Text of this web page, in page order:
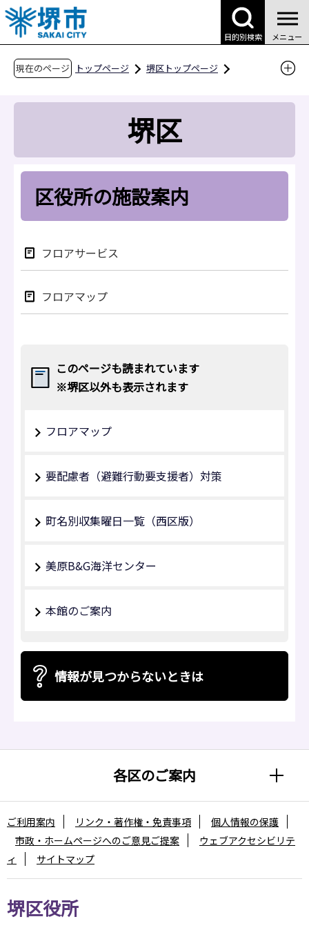
こ
の
ペ
目的別検索 メニュー
現在のページ トップページ
堺区トップページ
堺区
区役所の施設案内
フロアサービス
フロアマップ
このページも読まれています
※堺区以外も表示されます
フロアマップ
要配慮者（避難行動要支援者）対策
町名別収集曜日一覧（西区版）
美原B&G海洋センター
本館のご案内
情報が見つからないときは
各区のご案内
堺区役所
ご利用案内 リンク・著作権・免責事項
個人情報の保護
市政・ホームページへのご意見ご提案
ウェブアクセシビリテ
ィ
サイトマップ